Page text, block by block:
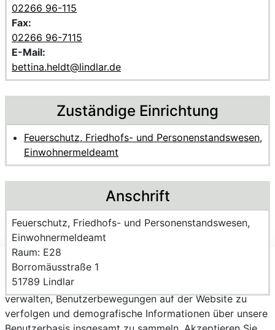
02266 96-115
Fax:
02266 96-7115
E-Mail:
bettina.heldt@lindlar.de
Zuständige Einrichtung
Feuerschutz, Friedhofs- und Personenstandswesen,
Einwohnermeldeamt
Anschrift
Name der Einrichtung:
Feuerschutz, Friedhofs- und Personenstandswesen,
Einwohnermeldeamt
Raum des Mitarbeitenden
Raum: E28
Strasse und Hausnummer
Borromäusstraße 1
PLZ und Ort
51789 Lindlar
Wir verwenden Cookies, um personalisierte Inhalte
bereitzustellen, Trends zu analysieren, die Website zu
verwalten, Benutzerbewegungen auf der Website zu
verfolgen und demografische Informationen über unsere